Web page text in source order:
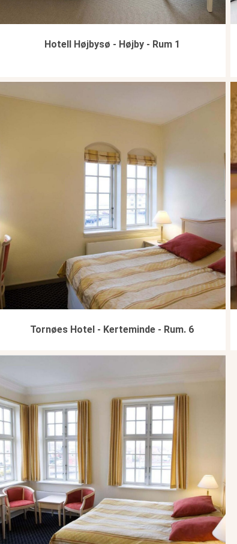
Hotell Højbysø - Højby - Rum 1
Tornøes Hotel - Kerteminde - Rum. 6